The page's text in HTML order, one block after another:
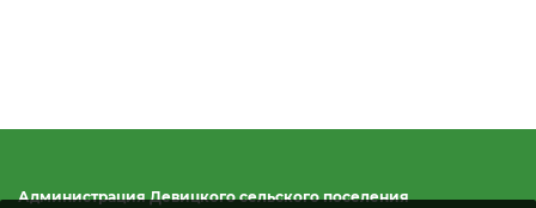
Администрация Девицкого сельского поселения